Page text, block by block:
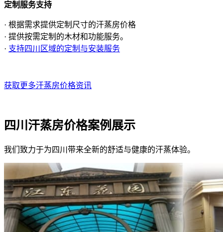
定制服务支持
· 根据需求提供定制尺寸的汗蒸房价格
· 提供按需定制的木材和功能服务。
· 支持四川区域的定制与安装服务
获取更多汗蒸房价格资讯
四川汗蒸房价格案例展示
我们致力于为四川带来全新的舒适与健康的汗蒸体验。